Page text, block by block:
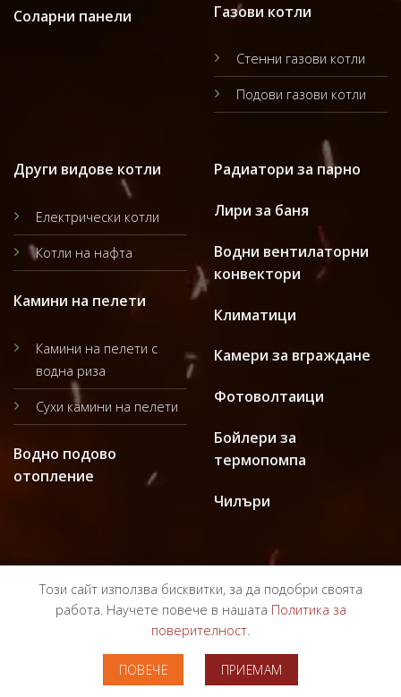
Соларни панели Газови котли
Стенни газови котли
Подови газови котли
Други видове котли
Електрически котли
Котли на нафта
Камини на пелети
Камини на пелети с
водна риза
Сухи камини на пелети
Водно подово
отопление
Радиатори за парно
Лири за баня
Водни вентилаторни
конвектори
Климатици
Камери за вграждане
Фотоволтаици
Бойлери за
термопомпа
Чилъри
Copyright 2024 ©Bulgarterm.bg Всички права запазени!
Този сайт използва бисквитки, за да подобри своята
работа. Научете повече в нашата Политика за
поверителност.
ПОВЕЧЕ ПРИЕМАМ